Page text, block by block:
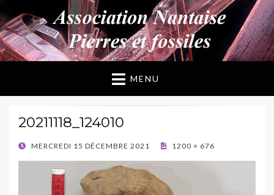
ANPF
Association Nantaise Pierres et Fossiles
MENU
20211118_124010
POSTED
MERCREDI 15 DÉCEMBRE 2021 1200 × 676